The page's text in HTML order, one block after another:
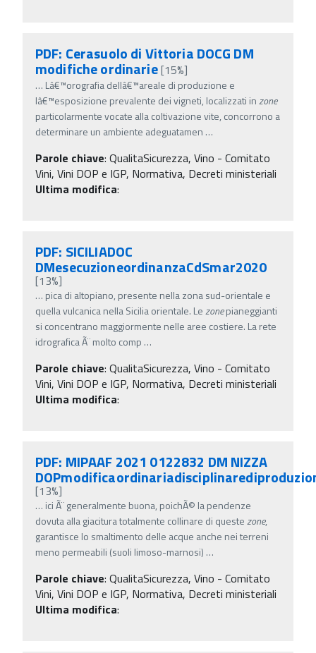
PDF: Cerasuolo di Vittoria DOCG DM
modifiche ordinarie[15%]
… Lâ€™orografia dellâ€™areale di produzione e
lâ€™esposizione prevalente dei vigneti, localizzati inzone
particolarmente vocate alla coltivazione vite, concorrono a
determinare un ambiente adeguatamen …
Parole chiave: QualitaSicurezza, Vino - Comitato
Vini, Vini DOP e IGP, Normativa, Decreti ministeriali
Ultima modifica:
PDF: SICILIADOC
DMesecuzioneordinanzaCdSmar2020
[13%]
… pica di altopiano, presente nella zona sud-orientale e
quella vulcanica nella Sicilia orientale. Lezonepianeggianti
si concentrano maggiormente nelle aree costiere. La rete
idrografica Ã¨ molto comp …
Parole chiave: QualitaSicurezza, Vino - Comitato
Vini, Vini DOP e IGP, Normativa, Decreti ministeriali
Ultima modifica:
PDF: MIPAAF 2021 0122832 DM NIZZA
[13%]
… ici Ã¨ generalmente buona, poichÃ© la pendenze
dovuta alla giacitura totalmente collinare di questezone,
garantisce lo smaltimento delle acque anche nei terreni
meno permeabili (suoli limoso-marnosi) …
Parole chiave: QualitaSicurezza, Vino - Comitato
Vini, Vini DOP e IGP, Normativa, Decreti ministeriali
Ultima modifica: